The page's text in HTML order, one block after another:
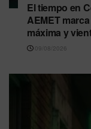
El tiempo en
AEMET
máxima y
09/08/2026